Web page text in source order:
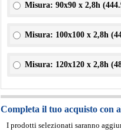
Misura: 90x90 x 2,8h (
Misura: 100x100 x 2,8h (
Misura: 120x120 x 2,8h (
Completa il tuo acquisto con
I prodotti selezionati saranno